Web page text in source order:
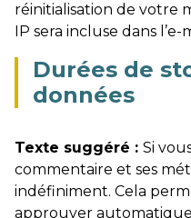
réinitialisation de votre
IP sera incluse dans
Durées de
données
Texte suggéré : Si
commentaire et ses
indéfiniment. Cela
approuver